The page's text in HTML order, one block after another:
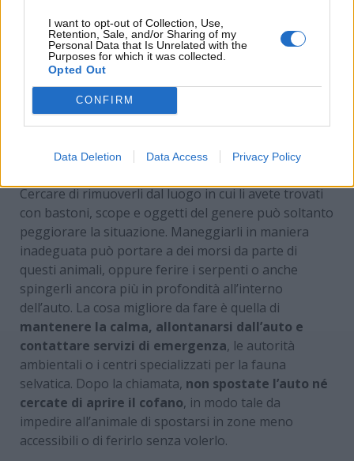
I want to opt-out of Collection, Use,
Retention, Sale, and/or Sharing of my
Personal Data that Is Unrelated with the
Purposes for which it was collected.
Opted Out
CONFIRM
Data Deletion Data Access Privacy Policy
Cercare di rimuoverli dal luogo in cui li avete trovati
con bastoni, scope e oggetti del genere può soltanto
peggiorare la situazione. Maneggiarli in maniera
inadeguata può portare a dei morsi da parte di
questi animali, oppure ferire i serpenti o anche
spingerli ancora più in profondità all’interno
dell’auto. La cosa migliore da fare è quella di
mantenere la calma, allontanarsi dall’auto e
contattare servizi di emergenza, le autorità
ambientali o i centri specializzati per la fauna
selvatica. Dopo la chiamata, non spostate l’auto né
cercate di aprire il cofano, in modo tale da
impedire all’animale di spostarsi in zone meno
accessibili o di ferirlo senza volerlo.